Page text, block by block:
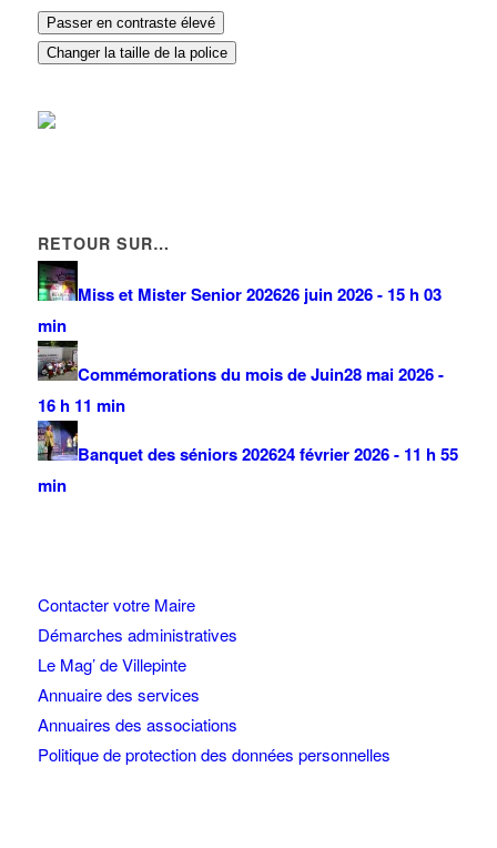
Passer en contraste élevé
Changer la taille de la police
RETOUR SUR…
Miss et Mister Senior 202626 juin 2026 - 15 h 03
min
Commémorations du mois de Juin28 mai 2026 -
16 h 11 min
Banquet des séniors 202624 février 2026 - 11 h 55
min
Contacter votre Maire
Démarches administratives
Le Mag’ de Villepinte
Annuaire des services
Annuaires des associations
Politique de protection des données personnelles